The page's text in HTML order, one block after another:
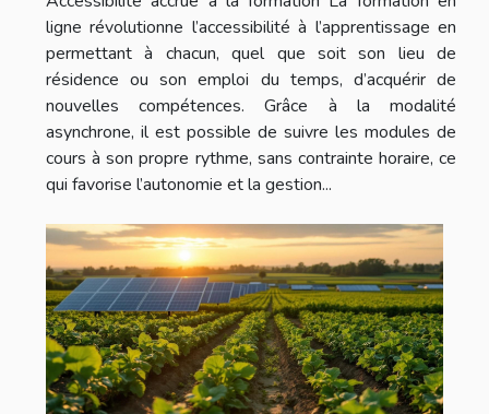
ligne révolutionne l’accessibilité à l’apprentissage en
permettant à chacun, quel que soit son lieu de
résidence ou son emploi du temps, d’acquérir de
nouvelles compétences. Grâce à la modalité
asynchrone, il est possible de suivre les modules de
cours à son propre rythme, sans contrainte horaire, ce
qui favorise l’autonomie et la gestion...